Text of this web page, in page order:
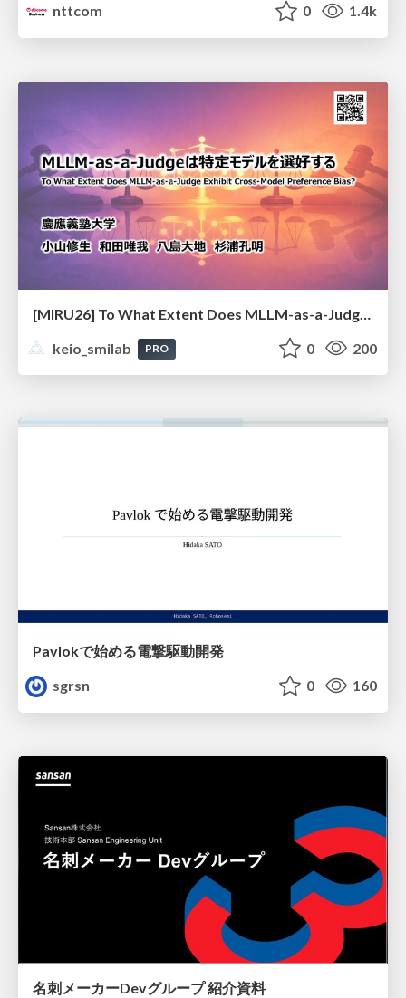
nttcom 0 1.4k
keio_smilab
PRO 0 200
Pavlokで始める電撃駆動開発
sgrsn
0 160
名刺メーカーDevグループ 紹介資料